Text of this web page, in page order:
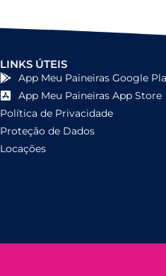
LINKS ÚTEIS
App Meu Paineiras Google
App Meu Paineiras App Store
Política de Privacidade
Proteção de Dados
Locações